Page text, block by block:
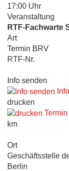
17:00 Uhr
Veranstaltung
RTF-Fachwarte
Art
Termin BRV
RTF-Nr.
Info senden
drucken
km
Ort
Geschäftsstelle
Berlin